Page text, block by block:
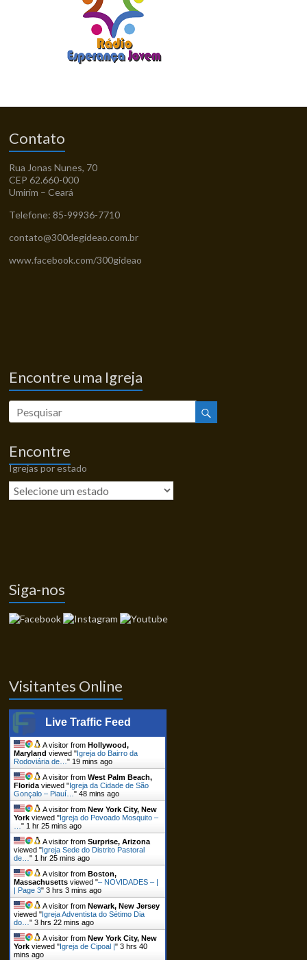
Contato
Rua Jonas Nunes, 70
CEP 62.660-000
Umirim – Ceará
Telefone: 85-99936-7710
contato@300degideao.com.br
www.facebook.com/300gideao
Encontre uma Igreja
Encontre
Igrejas por estado
Siga-nos
Visitantes Online
Live Traffic Feed
A visitor fromHollywood,
Maryland viewed "Igreja do Bairro da
Rodoviária de…" 19 mins ago
A visitor fromWest Palm Beach,
Florida viewed "Igreja da Cidade de São
Gonçalo – Piauí…"48 mins ago
A visitor fromNew York City, New
York viewed "Igreja do Povoado Mosquito –
…" 1 hr 25 mins ago
A visitor fromSurprise, Arizona
viewed "Igreja Sede do Distrito Pastoral
de…" 1 hr 25 mins ago
A visitor fromBoston,
Massachusetts viewed "– NOVIDADES – |
| Page 3"3 hrs 3 mins ago
A visitor fromNewark, New Jersey
viewed "Igreja Adventista do Sétimo Dia
do…"3 hrs 22 mins ago
A visitor fromNew York City, New
York viewed "Igreja de Cipoal |"3 hrs 40
mins ago